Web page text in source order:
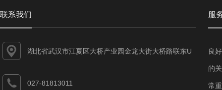
联系我们
湖北省武汉市江夏区大桥产业园金龙大街大桥路联东U
027-81813011
服
良
的
常